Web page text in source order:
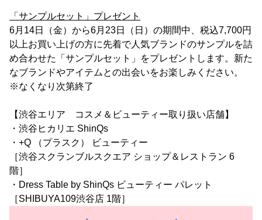
「サンプルセット」プレゼント
6月14日（金）から6月23日（日）の期間中、税込7,700円
以上お買い上げの方に先着で人気ブランドのサンプルを詰
め合わせた「サンプルセット」をプレゼントします。新た
なブランドやアイテムとの出会いをお楽しみください。
※なくなり次第終了
【渋谷エリア コスメ＆ビューティー取り扱い店舗】
・渋谷ヒカリエ ShinQs
・+Q （プラスク） ビューティー
［渋谷スクランブルスクエア ショップ＆レストラン 6
階］
・Dress Table by ShinQs ビューティー パレット
［SHIBUYA109渋谷店 1階］